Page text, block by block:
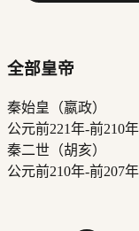
全部皇帝
秦始皇（嬴政）
公元前221年-前210年
秦二世（胡亥）
公元前210年-前207年